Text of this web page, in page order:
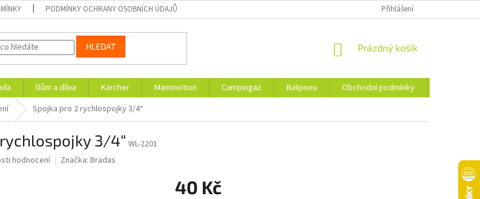
PODMÍNKY OCHRANY OSOBNÍCH ÚDAJŮ Přihlášení
HLEDAT
NÁKUPNÍ
Prázdný košík
Dům a dílna Kärcher Mammotion Campingaz Balipneu Obchodní podmínky
Spojka pro 2 rychlospojky 3/4“
3/4“ WL-2201
hodnocení Značka: Bradas
40 Kč